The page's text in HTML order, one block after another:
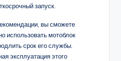
запуск.
вы сможете
использовать мотоблок
срок его службы.
эксплуатация этого